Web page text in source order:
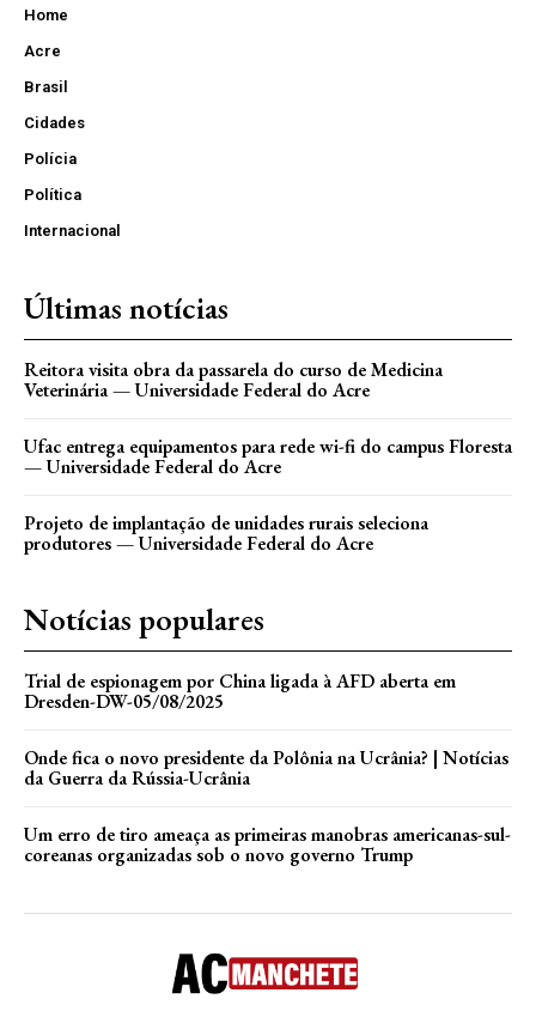
Home
Acre
Brasil
Cidades
Polícia
Política
Internacional
Últimas notícias
Reitora visita obra da passarela do curso de Medicina
Veterinária — Universidade Federal do Acre
Ufac entrega equipamentos para rede wi-fi do campus Floresta
— Universidade Federal do Acre
Projeto de implantação de unidades rurais seleciona
produtores — Universidade Federal do Acre
Notícias populares
Trial de espionagem por China ligada à AFD aberta em
Dresden-DW-05/08/2025
Onde fica o novo presidente da Polônia na Ucrânia? | Notícias
da Guerra da Rússia-Ucrânia
Um erro de tiro ameaça as primeiras manobras americanas-sul-
coreanas organizadas sob o novo governo Trump